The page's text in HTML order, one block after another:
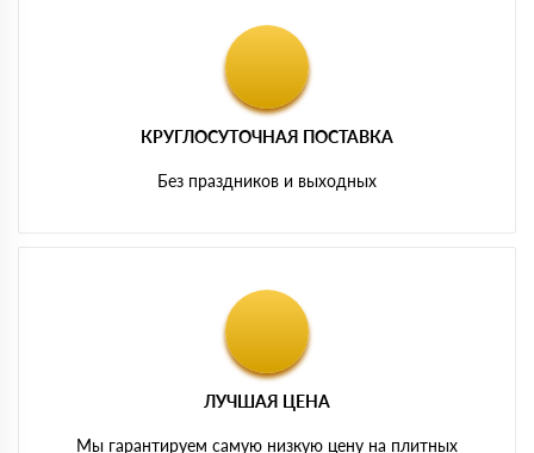
КРУГЛОСУТОЧНАЯ ПОСТАВКА
Без праздников и выходных
ЛУЧШАЯ ЦЕНА
Мы гарантируем самую низкую цену на плитных